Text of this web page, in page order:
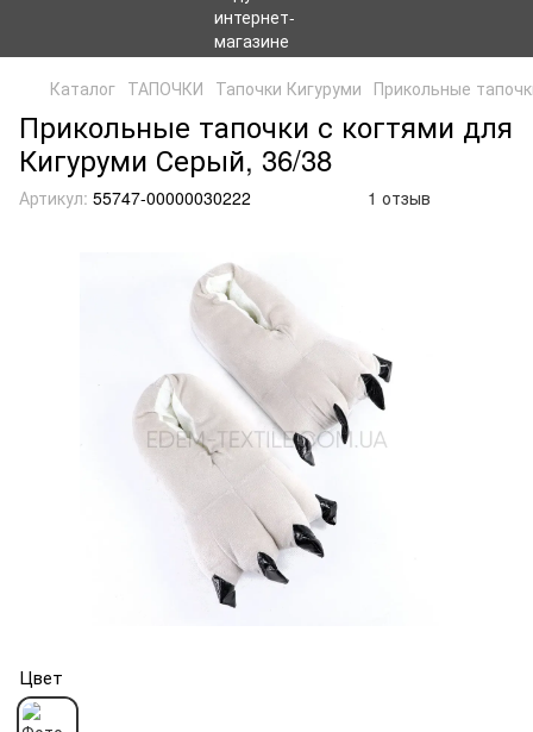
Каталог ТАПОЧКИ Тапочки Кигуруми Прикольные
Прикольные тапочки с когтями для
Кигуруми Серый, 36/38
Артикул: 55747-00000030222 1 отзыв
Цвет